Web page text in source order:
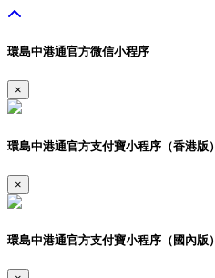
環島中港通官方微信小程序
×
環島中港通官方支付寶小程序（香港版）
×
環島中港通官方支付寶小程序（國內版）